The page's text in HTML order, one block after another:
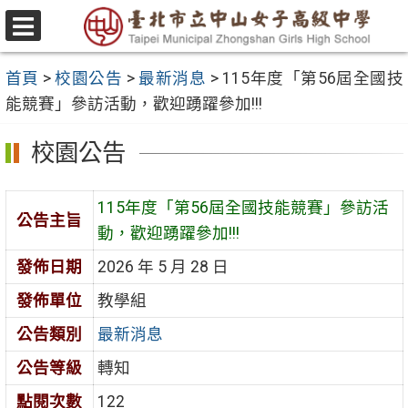
跳
至
要
內
容
區
選
單
首頁 >校園公告 > 最新消息 > 115年度「第56屆全國技
能競賽」參訪活動，歡迎踴躍參加!!!
校園公告
公告主旨
115年度「第56屆全國技能競賽」參訪活
動，歡迎踴躍參加!!!
發佈日期
2026 年 5 月 28 日
發佈單位
教學組
公告類別
最新消息
公告等級
轉知
點閱次數
122